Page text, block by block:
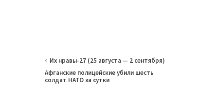
Их нравы-27 (25 августа — 2 сентября)
Афганские полицейские убили шесть
солдат НАТО за сутки